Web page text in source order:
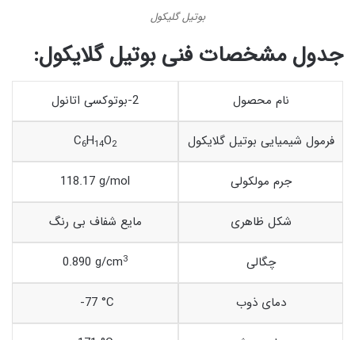
بوتیل گلیکول
جدول مشخصات فنی بوتیل گلایکول:
نام محصول 2-بوتوکسی اتانول
فرمول شیمیایی بوتیل گلایکول C6H14O2
جرم مولکولی 118.17 g/mol
شکل ظاهری مایع شفاف بی رنگ
چگالی 0.890 g/cm3
دمای ذوب -77 °C